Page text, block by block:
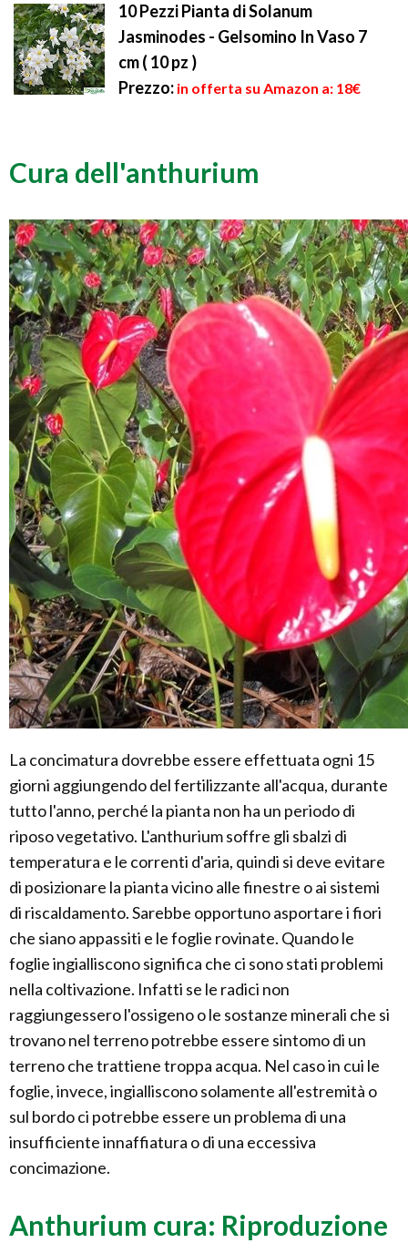
10 Pezzi Pianta di Solanum
Jasminodes - Gelsomino In Vaso 7
cm ( 10 pz )
Prezzo: in offerta su Amazon a: 18€
Cura dell'anthurium
La concimatura dovrebbe essere effettuata ogni 15
giorni aggiungendo del fertilizzante all'acqua, durante
tutto l'anno, perché la pianta non ha un periodo di
riposo vegetativo. L'anthurium soffre gli sbalzi di
temperatura e le correnti d'aria, quindi si deve evitare
di posizionare la pianta vicino alle finestre o ai sistemi
di riscaldamento. Sarebbe opportuno asportare i fiori
che siano appassiti e le foglie rovinate. Quando le
foglie ingialliscono significa che ci sono stati problemi
nella coltivazione. Infatti se le radici non
raggiungessero l'ossigeno o le sostanze minerali che si
trovano nel terreno potrebbe essere sintomo di un
terreno che trattiene troppa acqua. Nel caso in cui le
foglie, invece, ingialliscono solamente all'estremità o
sul bordo ci potrebbe essere un problema di una
insufficiente innaffiatura o di una eccessiva
concimazione.
Anthurium cura: Riproduzione